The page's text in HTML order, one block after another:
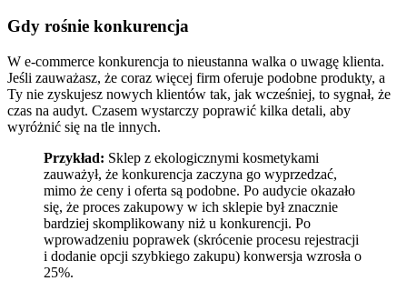
Gdy rośnie konkurencja
W e-commerce konkurencja to nieustanna walka o uwagę klienta.
Jeśli zauważasz, że coraz więcej firm oferuje podobne produkty, a
Ty nie zyskujesz nowych klientów tak, jak wcześniej, to sygnał, że
czas na audyt. Czasem wystarczy poprawić kilka detali, aby
wyróżnić się na tle innych.
Przykład: Sklep z ekologicznymi kosmetykami
zauważył, że konkurencja zaczyna go wyprzedzać,
mimo że ceny i oferta są podobne. Po audycie okazało
się, że proces zakupowy w ich sklepie był znacznie
bardziej skomplikowany niż u konkurencji. Po
wprowadzeniu poprawek (skrócenie procesu rejestracji
i dodanie opcji szybkiego zakupu) konwersja wzrosła o
25%.